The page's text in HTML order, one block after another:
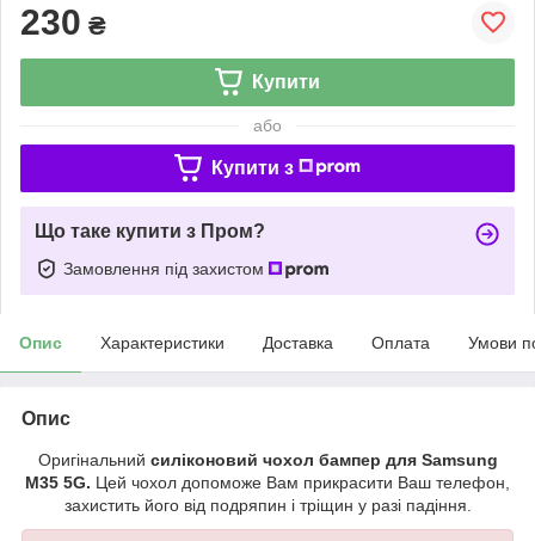
230 ₴
Купити
або
Купити з
Що таке купити з Пром?
Замовлення під захистом
Опис Характеристики Доставка Оплата Умови
Опис
Оригінальний силіконовий чохол бампер для Samsung
M35 5G. Цей чохол допоможе Вам прикрасити Ваш телефон,
захистить його від подряпин і тріщин у разі падіння.